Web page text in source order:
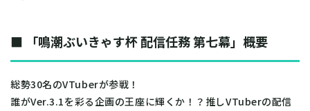
■ 「鳴潮ぶいきゃす杯 配信任務 第七幕」概要
総勢30名のVTuberが参戦！
誰がVer.3.1を彩る企画の王座に輝くか！？推しVTuberの配信